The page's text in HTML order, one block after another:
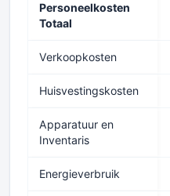
Personeelkosten
Totaal
Verkoopkosten
Huisvestingskosten
Apparatuur en
Inventaris
Energieverbruik